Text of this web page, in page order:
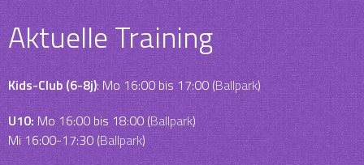
Aktuelle Training
Kids-Club (6-8j): Mo 16:00 bis 17:00 (Ballpark)
U10: Mo 16:00 bis 18:00 (Ballpark)
Mi 16:00-17:30 (Ballpark)